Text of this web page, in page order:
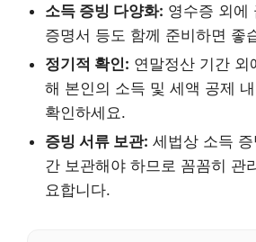
소득 증빙 다양화: 영수증 외에
증명서 등도 함께 준비하면 좋
정기적 확인: 연말정산 기간 외
해 본인의 소득 및 세액 공제
확인하세요.
증빙 서류 보관: 세법상 소득
간 보관해야 하므로 꼼꼼히 관
요합니다.